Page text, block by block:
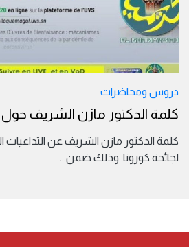
دروس ومحاضرات
كلمة الدكتور مازن الشريف حول
كلمة الدكتور مازن الشريف عن التداعيات
لجائحة كورونا. وذلك ضمن...